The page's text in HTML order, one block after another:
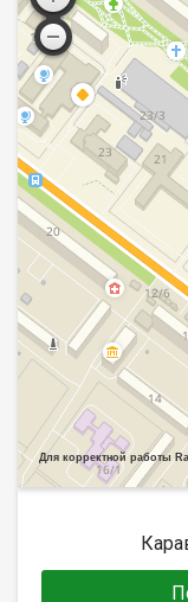
Для корректной работы